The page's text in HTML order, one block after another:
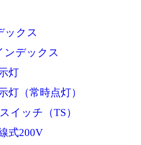
ックス
ンデックス
灯
灯（常時点灯）
イッチ（TS）
式200V